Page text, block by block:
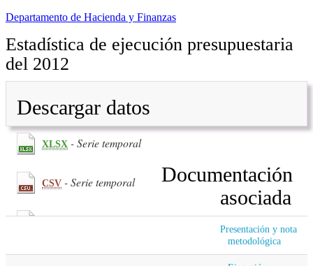
Departamento de Hacienda y Finanzas
Estadística de ejecución presupuestaria
del 2012
Descargar datos
XLSX - Serie temporal
CSV - Serie temporal
(266.41KB) - Primer trimestre
(162.33KB) - Segundo trimestre
Documentación
asociada
Presentación y nota
metodológica